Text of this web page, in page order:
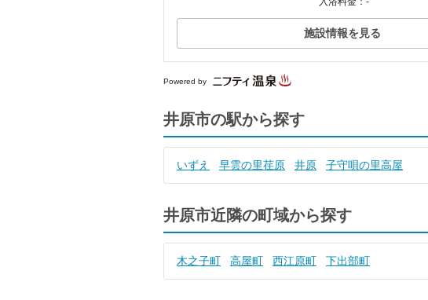
施設情報を見る
Powered by
井原市の駅から探す
いずえ 早雲の里荏原 井原 子守唄の里高屋
井原市近隣の町域から探す
木之子町 高屋町 西江原町 下出部町